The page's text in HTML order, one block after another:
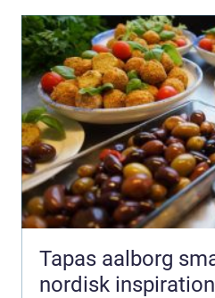
Tapas aalborg smag, hygge og
nordisk inspiration